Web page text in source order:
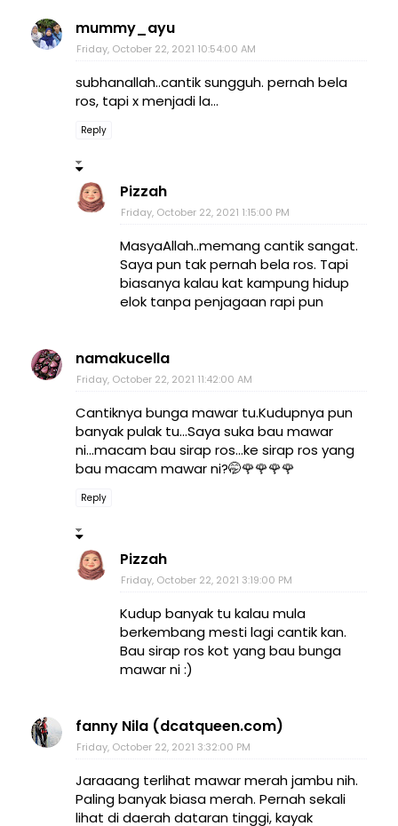
mummy_ayu
Friday, October 22, 2021 10:54:00 AM
subhanallah..cantik sungguh. pernah bela
ros, tapi x menjadi la...
Reply
Pizzah
Friday, October 22, 2021 1:15:00 PM
MasyaAllah..memang cantik sangat.
Saya pun tak pernah bela ros. Tapi
biasanya kalau kat kampung hidup
elok tanpa penjagaan rapi pun
namakucella
Friday, October 22, 2021 11:42:00 AM
Cantiknya bunga mawar tu.Kudupnya pun
banyak pulak tu...Saya suka bau mawar
ni...macam bau sirap ros...ke sirap ros yang
bau macam mawar ni?🤭🌹🌹🌹🌹
Reply
Pizzah
Friday, October 22, 2021 3:19:00 PM
Kudup banyak tu kalau mula
berkembang mesti lagi cantik kan.
Bau sirap ros kot yang bau bunga
mawar ni :)
fanny Nila (dcatqueen.com)
Friday, October 22, 2021 3:32:00 PM
Jaraaang terlihat mawar merah jambu nih.
Paling banyak biasa merah. Pernah sekali
lihat di daerah dataran tinggi, kayak